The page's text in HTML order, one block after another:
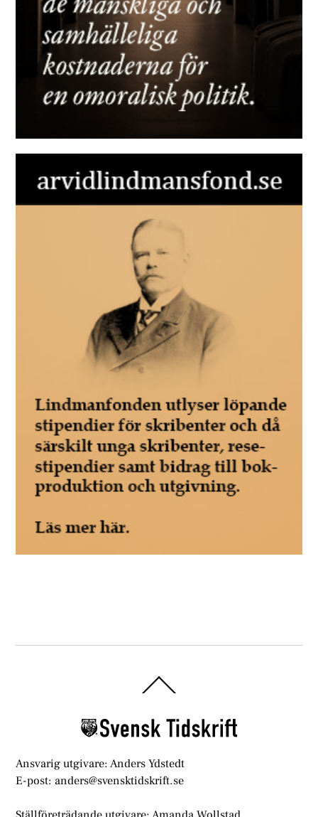
To
Ansvarig utgivare: Anders Ydstedt
E-post: anders@svensktidskrift.se